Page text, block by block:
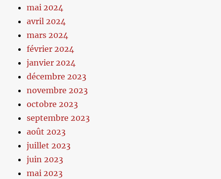
mai 2024
avril 2024
mars 2024
février 2024
janvier 2024
décembre 2023
novembre 2023
octobre 2023
septembre 2023
août 2023
juillet 2023
juin 2023
mai 2023